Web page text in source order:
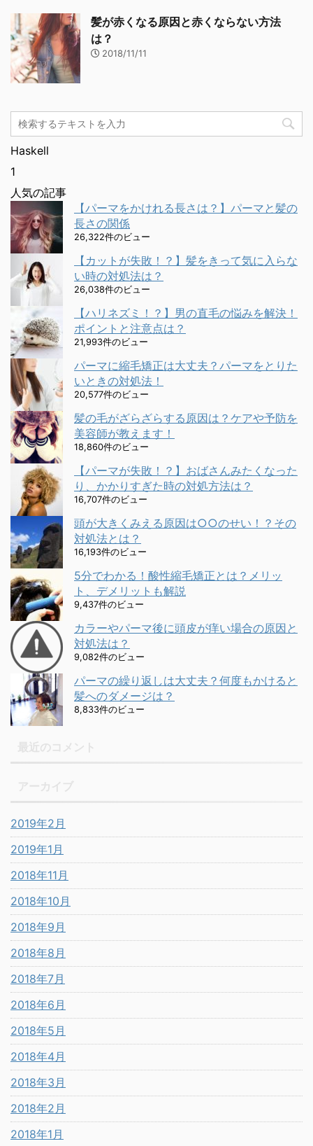
髪が赤くなる原因と赤くならない方法
は？
2018/11/11
Haskell
1
人気の記事
【パーマをかけれる長さは？】パーマと髪の
長さの関係
26,322件のビュー
【カットが失敗！？】髪をきって気に入らな
い時の対処法は？
26,038件のビュー
【ハリネズミ！？】男の直毛の悩みを解決！
ポイントと注意点は？
21,993件のビュー
パーマに縮毛矯正は大丈夫？パーマをとりた
いときの対処法！
20,577件のビュー
髪の毛がざらざらする原因は？ケアや予防を
美容師が教えます！
18,860件のビュー
【パーマが失敗！？】おばさんみたくなった
り、かかりすぎた時の対処方法は？
16,707件のビュー
頭が大きくみえる原因は○○のせい！？その
対処法とは？
16,193件のビュー
5分でわかる！酸性縮毛矯正とは？メリッ
ト、デメリットも解説
9,437件のビュー
カラーやパーマ後に頭皮が痒い場合の原因と
対処法は？
9,082件のビュー
パーマの繰り返しは大丈夫？何度もかけると
髪へのダメージは？
8,833件のビュー
2019年2月
2019年1月
2018年11月
2018年10月
2018年9月
2018年8月
2018年7月
2018年6月
2018年5月
2018年4月
2018年3月
2018年2月
2018年1月